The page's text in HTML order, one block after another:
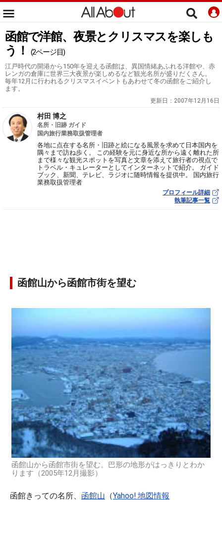
函館で洋館、夜景とクリスマスを楽しも
う！
(2ページ目)
江戸時代の開港から150年を迎える函館は、異国情緒あふれる洋館や、赤
レンガの倉庫に世界三大夜景が楽しめるなど観光名所が盛りだくさん。
毎年12月に行われるクリスマスイベントもあわせて冬の函館をご紹介し
ます。
更新日： 2007年12月16日
村田 博之
名所・旧跡 ガイド
国内旅行業務取扱管理者
各地に点在する名所・旧跡と絵になる風景を求めて日本国内を
隅々まで訪ね歩く。 この経験を元に身近な所から遠く離れた所
まで様々な観光スポットを写真と文章を添えて旅行者の視点で
トラベル・キュレーターとしてインターネットで紹介。 ガイド
ブック、新聞、テレビ、ラジオに随時情報を提供中。 国内旅行
業務取扱管理者
プロフィール詳細
執筆記事一覧
函館山から函館市街を望む
函館山から函館市街を望む。巴形の地形がはっきりとわか
ります（2005年12月撮影）
函館きっての名所、 函館山 （Yahoo! 地図情報